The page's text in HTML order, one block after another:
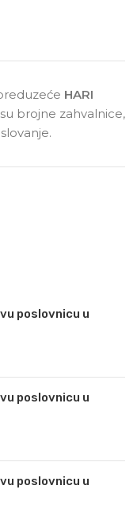
HARI
brojne zahvalnice,
poslovnicu u
poslovnicu u
poslovnicu u